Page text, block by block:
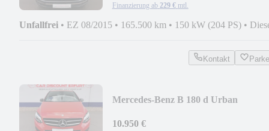
Finanzierung ab 229 € mtl.
Unfallfrei • EZ 08/2015 • 165.500 km • 150 kW (204 PS) •
Kontakt
Mercedes-Benz B 180 d Urban
Zustand+LED+Navi+
10.950 €